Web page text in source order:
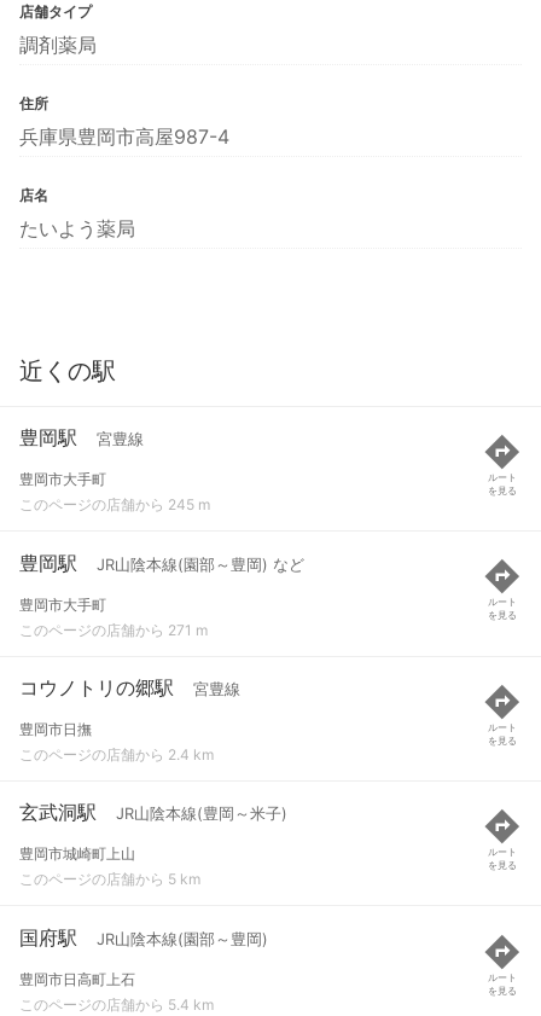
店舗タイプ
調剤薬局
住所
兵庫県豊岡市高屋987-4
店名
たいよう薬局
近くの駅
豊岡駅 宮豊線
豊岡市大手町
このページの店舗から 245 m
ルート
を見る
豊岡駅 JR山陰本線(園部～豊岡) など
豊岡市大手町
このページの店舗から 271 m
ルート
を見る
コウノトリの郷駅 宮豊線
豊岡市日撫
このページの店舗から 2.4 km
ルート
を見る
玄武洞駅 JR山陰本線(豊岡～米子)
豊岡市城崎町上山
このページの店舗から 5 km
ルート
を見る
国府駅 JR山陰本線(園部～豊岡)
豊岡市日高町上石
このページの店舗から 5.4 km
ルート
を見る